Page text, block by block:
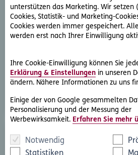
unterstützen das Marketing. Wir setzen
Cookies, Statistik- und Marketing-
Cookies werden immer gespeichert.
werden erst nach Ihrer Einwilligung
Ihre Cookie-Einwilligung können Sie
Erklärung & Einstellungen in unseren
ändern. Nähere Informationen zu uns
Einige der von Google gesammelten
Personalisierung und der Messung der
Werbewirksamkeit. Erfahren Sie mehr
Notwendig
Statistiken
D.A.S.
Sie benötigen ein Schreiben an
Rechtsschutzfall